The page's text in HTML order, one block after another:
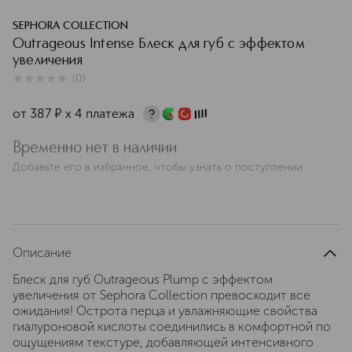
SEPHORA COLLECTION
Outrageous Intense Блеск для губ с эффектом
увеличения
(0)
от 387 ¤ х 4 платежа
Временно нет в наличии
Добавьте его в избранное, чтобы узнать о поступлении
Описание
Блеск для губ Outrageous Plump с эффектом
увеличения от Sephora Collection превосходит все
ожидания! Острота перца и увлажняющие свойства
гиалуроновой кислоты соединились в комфортной по
ощущениям текстуре, добавляющей интенсивного